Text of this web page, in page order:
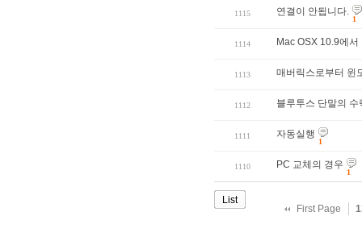
1115 연결이 안됩니다.
1
1114 Mac OSX 10.9에
1113 매버릭스로부터 윈
1112 블루투스 단말의
1111 자동실행
1
1110 PC 교체의 경우
1
List
First Page